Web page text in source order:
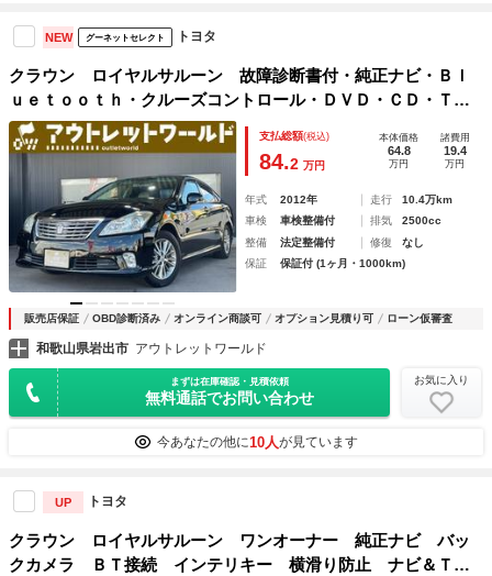
NEW グーネットセレクト トヨタ
クラウン ロイヤルサルーン 故障診断書付・純正ナビ・Ｂｌ
ｕｅｔｏｏｔｈ・クルーズコントロール・ＤＶＤ・ＣＤ・Ｔ
Ｖ・純正アルミホイール・フォグライト・オートライト・オー
トエアコン・ビルトインＥＴＣ・ステアリングリモコン・Ｐス
タート
支払総額(税込)
84.2 万円
本体価格
64.8
万円
諸費用
19.4
万円
年式 2012年 走行
10.4万km
車検
車検整備付 排気
2500cc
整備
法定整備付 修復
なし
保証
保証付 (1ヶ月・1000km)
販売店保証 OBD診断済み オンライン商談可 オプション見積り可 ローン仮審査
和歌山県岩出市 アウトレットワールド
まずは在庫確認・見積依頼
無料通話でお問い合わせ
お気に入り
今あなたの他に10人が見ています
UP トヨタ
クラウン ロイヤルサルーン ワンオーナー 純正ナビ バッ
クカメラ ＢＴ接続 インテリキー 横滑り防止 ナビ＆Ｔ